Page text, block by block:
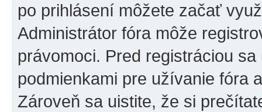
po prihlásení môžete začať
Administrátor fóra môže
právomoci. Pred registráciou
podmienkami pre užívanie fóra
Zároveň sa uistite, že si